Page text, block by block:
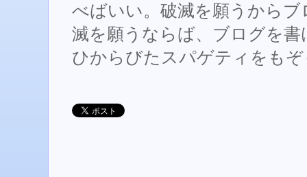
べばいい。破滅を願うから
滅を願うならば、ブログを
ひからびたスパゲティをも